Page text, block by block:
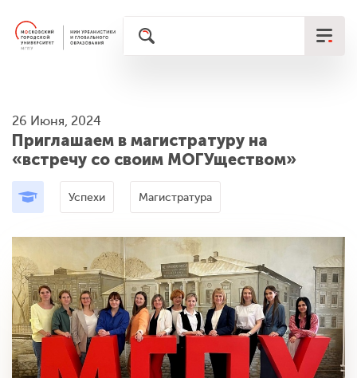
26 Июня, 2024
Приглашаем в магистратуру на
«встречу со своим МОГУществом»
Успехи Магистратура